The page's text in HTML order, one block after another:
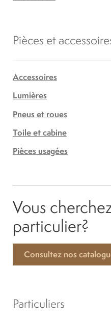
Pièces et
Accessoires
Lumières
Pneus et roues
Toile et cabine
Pièces usagées
Vous
particulier?
Consultez nos
Particuliers